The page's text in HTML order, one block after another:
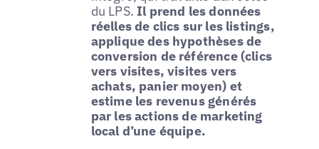
du LPS. Il prend les données
réelles de clics sur les listings,
applique des hypothèses de
conversion de référence (clics
vers visites, visites vers
achats, panier moyen) et
estime les revenus générés
par les actions de marketing
local d’une équipe.